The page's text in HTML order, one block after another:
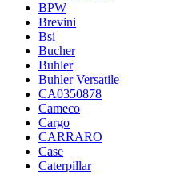
BPW
Brevini
Bsi
Bucher
Buhler
Buhler Versatile
CA0350878
Cameco
Cargo
CARRARO
Case
Caterpillar